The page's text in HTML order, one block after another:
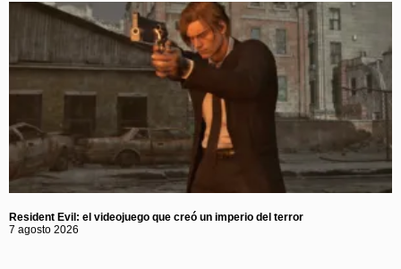
Resident Evil: el videojuego que creó un imperio del terror
7 agosto 2026